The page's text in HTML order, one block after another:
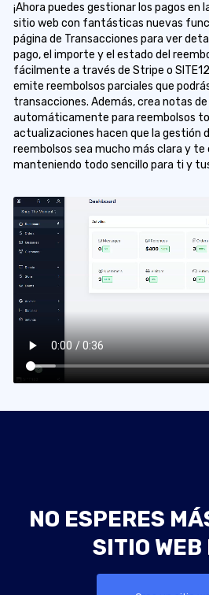
¡Ahora puedes gestionar los pagos en
sitio web con fantásticas nuevas
página de Transacciones para ver
pago, el importe y el estado del
fácilmente a través de Stripe o
emite reembolsos parciales que
transacciones. Además, crea notas
automáticamente para reembolsos
actualizaciones hacen que la gestión
reembolsos sea mucho más clara y
manteniendo todo sencillo para ti y
NO ESPERES
SITIO WEB